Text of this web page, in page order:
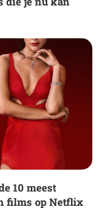
10 meest
films op Netflix